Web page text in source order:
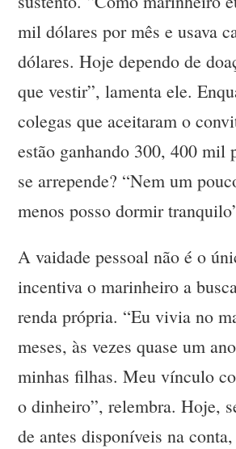
mil dólares por mês e usava
dólares. Hoje dependo de
que vestir”, lamenta ele.
colegas que aceitaram o
estão ganhando 300, 400 mil
se arrepende? “Nem um
menos posso dormir
A vaidade pessoal não é o
incentiva o marinheiro a
renda própria. “Eu vivia no
meses, às vezes quase um
minhas filhas. Meu vínculo
o dinheiro”, relembra. Hoje,
de antes disponíveis na